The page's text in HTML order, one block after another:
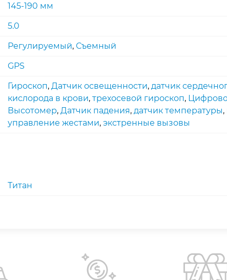
145-190 мм
5.0
Регулируемый, Съемный
GPS
Гироскоп, Датчик освещенности, датчик
кислорода в крови, трехосевoй гироскоп,
Высотомер, Датчик падения, датчик температуры,
управление жестами, экстренные вызовы
Титан